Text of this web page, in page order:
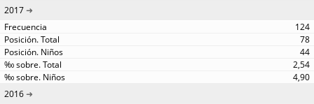
2017
124
78
44
2,54
4,90
2016